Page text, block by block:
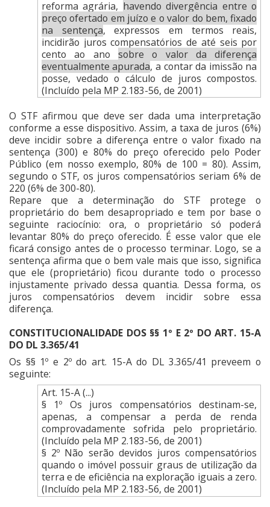
reforma agrária, havendo divergência entre o
preço ofertado em juízo e o valor do bem, fixado
na sentença, expressos em termos reais,
incidirão juros compensatórios de até seis por
cento ao ano
sobre o valor da diferença
eventualmente apurada, a contar da imissão na
posse, vedado o cálculo de juros compostos.
(Incluído pela MP 2.183-56, de 2001)
O STF afirmou que deve ser dada uma interpretação
conforme a esse dispositivo. Assim, a taxa de juros (6%)
deve incidir sobre a diferença entre o valor fixado na
sentença (300) e 80% do preço oferecido pelo Poder
Público (em nosso exemplo, 80% de 100 = 80). Assim,
segundo o STF, os juros compensatórios seriam 6% de
220 (6% de 300-80).
Repare que a determinação do STF protege o
proprietário do bem desapropriado e tem por base o
seguinte raciocínio: ora, o proprietário só poderá
levantar 80% do preço oferecido. É esse valor que ele
ficará consigo antes de o processo terminar. Logo, se a
sentença afirma que o bem vale mais que isso, significa
que ele (proprietário) ficou durante todo o processo
injustamente privado dessa quantia. Dessa forma, os
juros compensatórios devem incidir sobre essa
diferença.
CONSTITUCIONALIDADE DOS §§ 1º E 2º DO ART. 15-A
DO DL 3.365/41
Os §§ 1º e 2º do art. 15-A do DL 3.365/41 preveem o
seguinte:
Art. 15-A (...)
§ 1º Os juros compensatórios destinam-se,
apenas, a compensar a perda de renda
comprovadamente sofrida pelo proprietário.
(Incluído pela MP 2.183-56, de 2001)
§ 2º Não serão devidos juros compensatórios
quando o imóvel possuir graus de utilização da
terra e de eficiência na exploração iguais a zero.
(Incluído pela MP 2.183-56, de 2001)